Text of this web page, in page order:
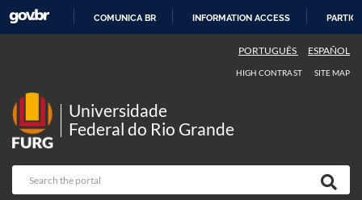
COMUNICA BR INFORMATION ACCESS
PORTUGUÊS ESPAÑOL
HIGH CONTRAST SITE MAP
Universidade
Federal do Rio Grande